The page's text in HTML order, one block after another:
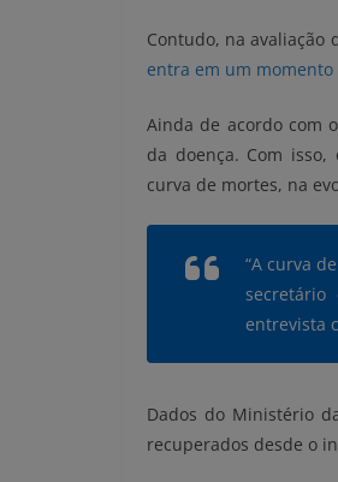
Contudo, na
entra em um
Ainda de acordo com
da doença. Com
curva de mortes, na
“A curva
entrevista
Dados do Ministério
recuperados desde o